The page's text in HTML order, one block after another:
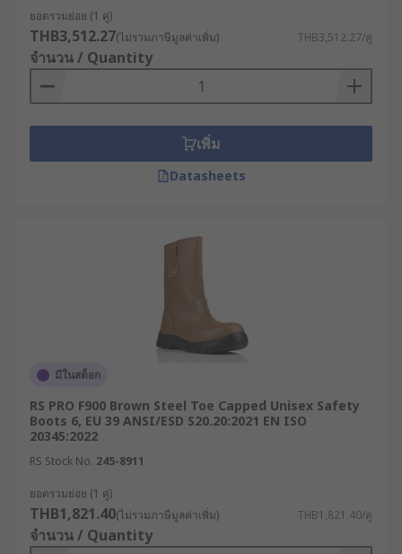
ในงานเฉพาะทาง เช่น ห้องปฏิบัติการ อุตสาหกรรม
อิเล็กทรอนิกส์ หรือพื้นที่ที่ต้องควบคุมไฟฟ้าสถิต
สามารถเลือก รองเท้าเซฟตี้บูทที่มีคุณสมบัติ ESD หรือ
ป้องกันไฟฟ้าสถิต รองเท้าประเภทนี้ช่วยลดการสะสม
ความละเอียดอ่อน หรือก่อให้เกิดความเสี่ยงในการจุด
ง่าย มีคุณสมบัติกันลื่นที่ดียิ่งขึ้น รวมถึงใช้วัสดุที่
ประจำได้โดยไม่ทำให้ประสิทธิภาพการทำงานเสื่อม
เคล็ดลับการทำความสะอาด
และดูแลรักษารองเท้าบูท
เซฟตี้
การดูแลรักษารองเท้าเซฟตี้บูทอย่างถูกวิธีมีความ
ประสิทธิภาพในการปกป้อง รวมถึงประหยัดงบ
ประมาณ เนื่องจาก Safety Boots มักมีราคาสูงกว่า
รองเท้าทั่วไป ดังนั้น เราจึงมีเคล็ดลับง่าย ๆ ในการ
ยอดรวมย่อย (1 คู่)
THB3,512.27(ไม่รวมภาษีมูลค่าเพิ่ม) THB3,512.27/คู่
จำนวน / Quantity
เพิ่ม
Datasheets
มีในสต็อก
RS PRO F900 Brown Steel Toe Capped Unisex Safety
Boots 6, EU 39 ANSI/ESD S20.20:2021 EN ISO
20345:2022
RS Stock No. 245-8911
ยอดรวมย่อย (1 คู่)
THB1,821.40(ไม่รวมภาษีมูลค่าเพิ่ม) THB1,821.40/คู่
จำนวน / Quantity